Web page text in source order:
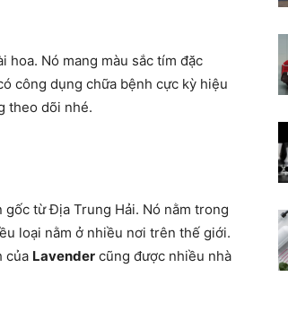
Các
Nó mang màu sắc tím đặc
công dụng chữa bệnh cực kỳ hiệu
theo dõi nhé.
từ Địa Trung Hải. Nó nằm trong
loại nằm ở nhiều nơi trên thế giới.
của Lavender cũng được nhiều nhà